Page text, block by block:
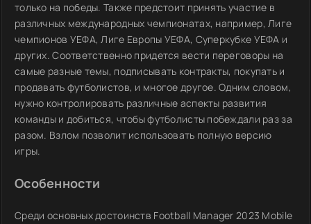
только на победы. Также предстоит принять участие в
различных международных чемпионатах, например, Лиге
чемпионов УЕФА, Лиге Европы УЕФА, Суперкубке УЕФА и
других. Соответственно придется вести переговоры на
самые разные темы, подписывать контракты, покупать и
продавать футболистов, и многое другое. Одним словом,
нужно контролировать различные аспекты развития
команды и добиться, чтобы футболисты побеждали раз за
разом. Взлом позволит использовать полную версию
игры.
Особенности
Среди основных достоинств Football Manager 2023 Mobile